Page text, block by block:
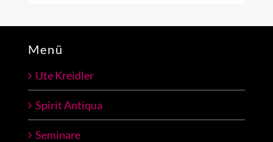
Menü
Ute Kreidler
Spirit Antiqua
Seminare